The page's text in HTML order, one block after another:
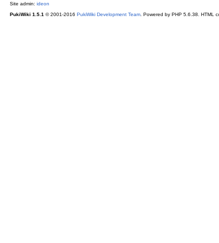
Site admin: ideon
PukiWiki 1.5.1 © 2001-2016 PukiWiki Development Team. Powered by PHP 5.6.38. HTML